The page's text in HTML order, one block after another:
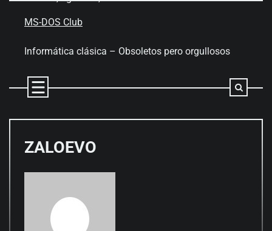
MS-DOS Club
Informática clásica – Obsoletos pero orgullosos
ZALOEVO